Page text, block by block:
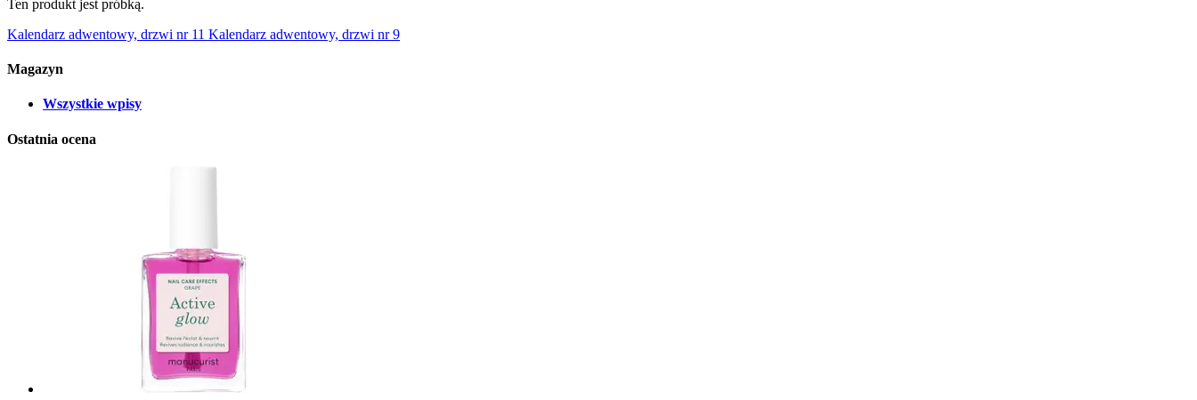
Ten produkt jest próbką.
Kalendarz adwentowy, drzwi nr 11 Kalendarz adwentowy, drzwi nr 9
Magazyn
Wszystkie wpisy
Ostatnia ocena